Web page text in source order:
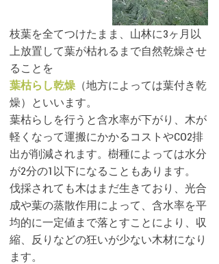
枝葉を全てつけたまま、山林に3ヶ月以
上放置して葉が枯れるまで自然乾燥させ
ることを
葉枯らし乾燥 （地方によっては葉付き乾
燥）といいます。
葉枯らしを行うと含水率が下がり、木が
軽くなって運搬にかかるコストやCO2排
出が削減されます。樹種によっては水分
が2分の1以下になることもあります。
伐採されても木はまだ生きており、光合
成や葉の蒸散作用によって、含水率を平
均的に一定値まで落とすことにより、収
縮、反りなどの狂いが少ない木材になり
ます。